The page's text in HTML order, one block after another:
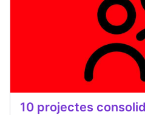
10 projectes